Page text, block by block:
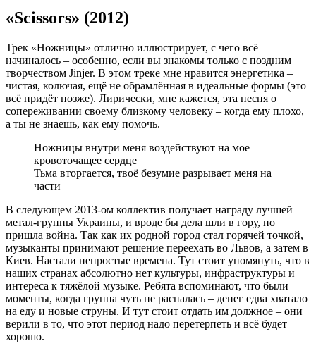
«Scissors» (2012)
Трек «Ножницы» отлично иллюстрирует, с чего всё
начиналось – особенно, если вы знакомы только с поздним
творчеством Jinjer. В этом треке мне нравится энергетика –
чистая, колючая, ещё не обрамлённая в идеальные формы (это
всё придёт позже). Лирически, мне кажется, эта песня о
сопереживании своему близкому человеку – когда ему плохо,
а ты не знаешь, как ему помочь.
Ножницы внутри меня воздействуют на мое
кровоточащее сердце
Тьма вторгается, твоё безумие разрывает меня на
части
В следующем 2013-ом коллектив получает награду лучшей
метал-группы Украины, и вроде бы дела шли в гору, но
пришла война. Так как их родной город стал горячей точкой,
музыканты принимают решение переехать во Львов, а затем в
Киев. Настали непростые времена. Тут стоит упомянуть, что в
наших странах абсолютно нет культуры, инфраструктуры и
интереса к тяжёлой музыке. Ребята вспоминают, что были
моменты, когда группа чуть не распалась – денег едва хватало
на еду и новые струны. И тут стоит отдать им должное – они
верили в то, что этот период надо перетерпеть и всё будет
хорошо.